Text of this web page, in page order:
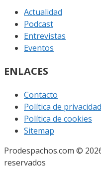
Actualidad
Podcast
Entrevistas
Eventos
ENLACES
Contacto
Política de privacidad
Política de cookies
Sitemap
Prodespachos.com ©
reservados